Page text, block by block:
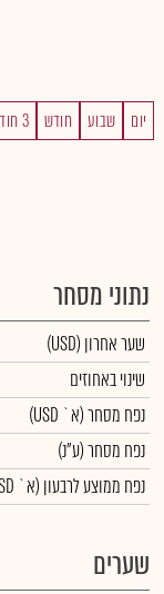
יום שבוע חודש 3 חוד'
נתוני מסחר
שער אחרון (USD)
שינוי באחוזים
נפח מסחר(א` USD)
נפח מסחר(ע"נ)
נפח ממוצע לרבעון (א` USD)
שערים